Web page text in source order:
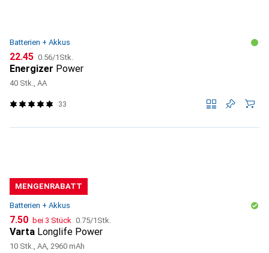
Batterien + Akkus
CHF
22.45 CHF
0.56/1Stk.
Energizer Power
40 Stk., AA
33
MENGENRABATT
Batterien + Akkus
CHF
7.50 bei 3 Stück CHF
0.75/1Stk.
Varta Longlife Power
10 Stk., AA, 2960 mAh